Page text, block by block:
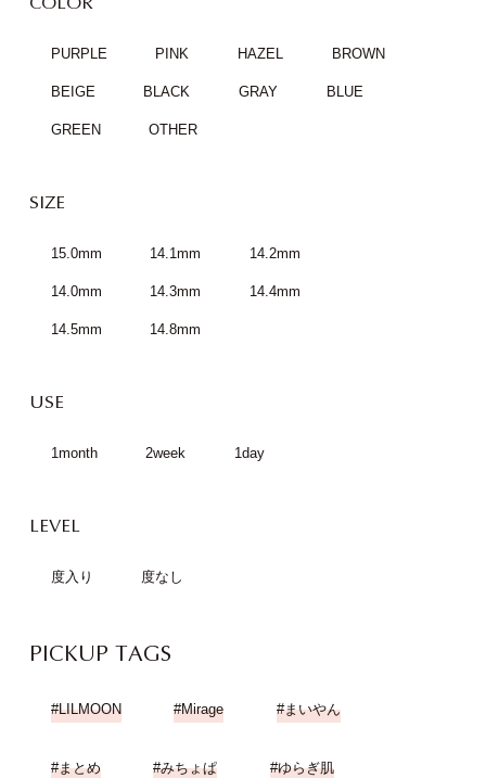
PURPLE PINK HAZEL BROWN
BEIGE BLACK GRAY BLUE
GREEN OTHER
SIZE
15.0mm 14.1mm 14.2mm
14.0mm 14.3mm 14.4mm
14.5mm 14.8mm
USE
1month 2week 1day
LEVEL
度入り 度なし
PICKUP TAGS
LILMOON Mirage まいやん
まとめ みちょぱ ゆらぎ肌